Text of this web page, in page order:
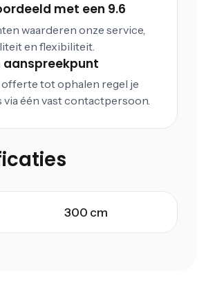
met een 9.6
waarderen onze service,
en flexibiliteit.
aanspreekpunt
offerte tot ophalen regel je
via één vast contactpersoon.
300 cm